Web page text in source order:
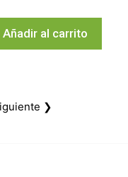
Añadir al carrito
❯